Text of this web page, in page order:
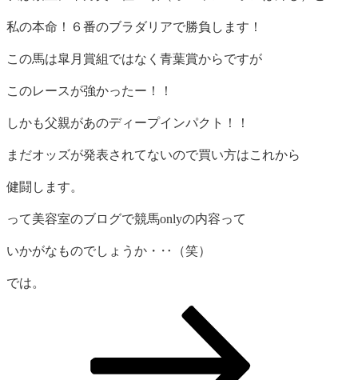
私の本命！６番のブラダリアで勝負します！
この馬は皐月賞組ではなく青葉賞からですが
このレースが強かったー！！
しかも父親があのディープインパクト！！
まだオッズが発表されてないので買い方はこれから
健闘します。
って美容室のブログで競馬onlyの内容って
いかがなものでしょうか・‥（笑）
では。